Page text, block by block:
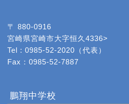
〒 880-0916
宮崎県宮崎市大字恒久4336>
Tel : 0985-52-2020（代表）
Fax：0985-52-7887
鵬翔中学校